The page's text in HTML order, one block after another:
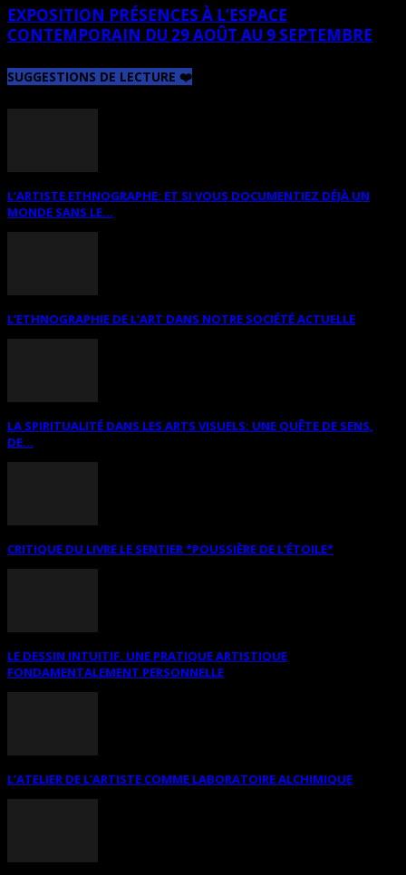
EXPOSITION PRÉSENCES À L’ESPACE
CONTEMPORAIN DU 29 AOÛT AU 9 SEPTEMBRE
SUGGESTIONS DE LECTURE ❤️
L’ARTISTE ETHNOGRAPHE: ET SI VOUS DOCUMENTIEZ DÉJÀ UN
MONDE SANS LE...
L’ETHNOGRAPHIE DE L’ART DANS NOTRE SOCIÉTÉ ACTUELLE
LA SPIRITUALITÉ DANS LES ARTS VISUELS: UNE QUÊTE DE SENS,
DE...
CRITIQUE DU LIVRE LE SENTIER *POUSSIÈRE DE L’ÉTOILE*
LE DESSIN INTUITIF. UNE PRATIQUE ARTISTIQUE
FONDAMENTALEMENT PERSONNELLE
L’ATELIER DE L’ARTISTE COMME LABORATOIRE ALCHIMIQUE